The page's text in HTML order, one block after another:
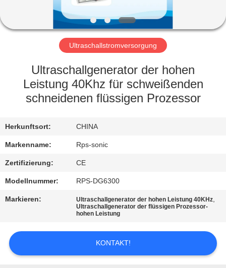
FABRIK-
AUSFLUG
QUALITÄTSKONTROLLE
SIE
MIT
UNS
IN
VERBINDUNG
NACHRICHTEN
FÄLLE
Ultraschallstromversorgung
Ultraschallgenerator der hohen
Leistung 40Khz für schweißenden
schneidenen flüssigen Prozessor
Herkunftsort: CHINA
Markenname: Rps-sonic
Zertifizierung: CE
Modellnummer: RPS-DG6300
Markieren: Ultraschallgenerator der hohen Leistung 40KHz,
Ultraschallgenerator der flüssigen Prozessor-
hohen Leistung
KONTAKT!